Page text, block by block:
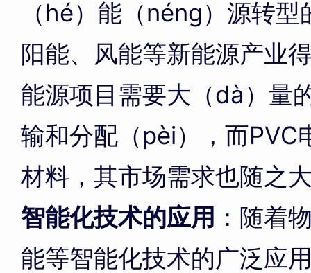
（hé）能（néng）源转
阳能、风能等新能源产业
能源项目需要大（dà）量
输和分配（pèi），而PVC
材料，其市场需求也随之
智能化技术的应用 ：随着
能等智能化技术的广泛应